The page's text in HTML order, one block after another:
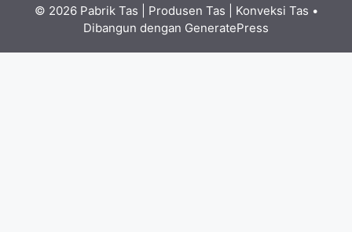
© 2026 Pabrik Tas | Produsen Tas | Konveksi Tas •
Dibangun dengan GeneratePress